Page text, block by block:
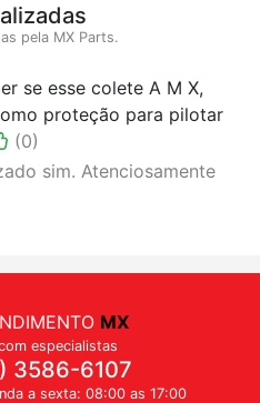
pela MX Parts.
se esse colete A M X,
proteção para pilotar
(0)
sim. Atenciosamente
MX
especialistas
3586-6107
a sexta: 08:00 as 17:00